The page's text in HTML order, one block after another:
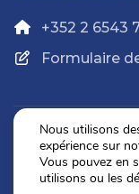
+352 2 6543
Formulaire
Nous utilisons
expérience sur
Vous pouvez en
utilisons ou les